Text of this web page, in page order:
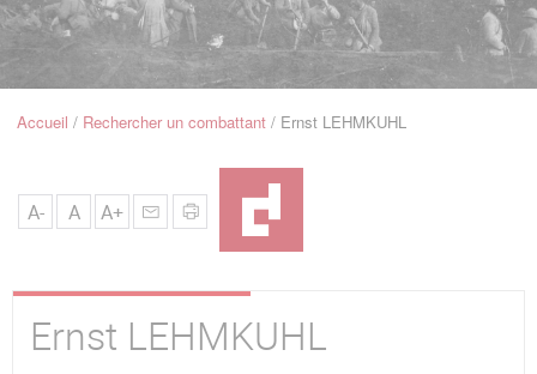
Navigation
FilAccueil Rechercher un combattant Ernst LEHMKUHL
A- A A+
Ernst LEHMKUHL